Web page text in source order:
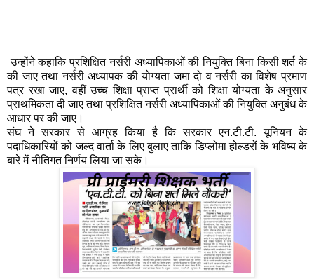
उन्होंने कहाकि प्रशिक्षित नर्सरी अध्यापिकाओं की नियुक्ति बिना किसी शर्त के
की जाए तथा नर्सरी अध्यापक की योग्यता जमा दो व नर्सरी का विशेष प्रमाण
पत्र रखा जाए, वहीं उच्च शिक्षा प्राप्त प्रार्थी को शिक्षा योग्यता के अनुसार
प्राथमिकता दी जाए तथा प्रशिक्षित नर्सरी अध्यापिकाओं की नियुक्ति अनुबंध के
आधार पर की जाए।
संघ ने सरकार से आग्रह किया है कि सरकार एन.टी.टी. यूनियन के
पदाधिकारियों को जल्द वार्ता के लिए बुलाए ताकि डिप्लोमा होल्डरों के भविष्य के
बारे में नीतिगत निर्णय लिया जा सके।